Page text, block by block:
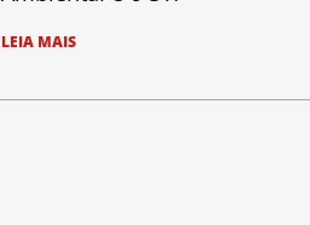
LEIA MAIS